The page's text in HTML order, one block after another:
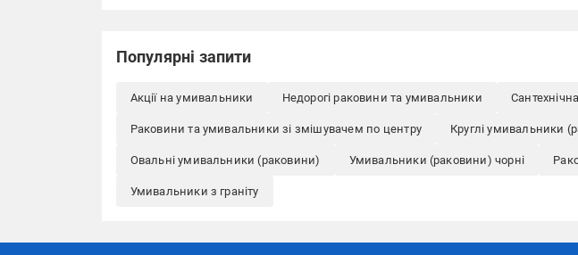
Популярні запити
Акції на умивальники Недорогі раковини та умивальники
Раковини та умивальники зі змішувачем по центру Круглі умивальники
Овальні умивальники (раковини) Умивальники (раковини) чорні
Умивальники з граніту